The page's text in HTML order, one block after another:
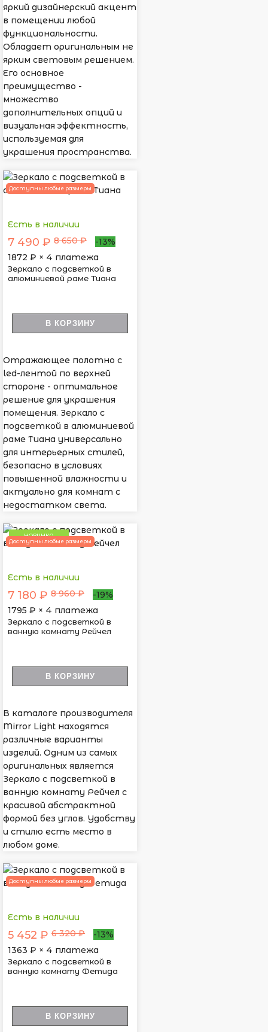
яркий дизайнерский акцент
в помещении любой
функциональности.
Обладает оригинальным не
ярким световым решением.
Его основное
преимущество -
множество
дополнительных опций и
визуальная эффектность,
используемая для
украшения пространства.
Доступны любые размеры
Есть в наличии
7 490 ₽ 8 650 ₽
-13%
1872 ₽ × 4 платежа
Зеркало с подсветкой в
алюминиевой раме Тиана
В КОРЗИНУ
Отражающее полотно с
led-лентой по верхней
стороне - оптимальное
решение для украшения
помещения. Зеркало с
подсветкой в алюминиевой
раме Тиана универсально
для интерьерных стилей,
безопасно в условиях
повышенной влажности и
актуально для комнат с
недостатком света.
НОВИНКА
Доступны любые размеры
Есть в наличии
7 180 ₽ 8 960 ₽
-19%
1795 ₽ × 4 платежа
Зеркало с подсветкой в
ванную комнату Рейчел
В КОРЗИНУ
В каталоге производителя
Mirror Light находятся
различные варианты
изделий. Одним из самых
оригинальных является
Зеркало с подсветкой в
ванную комнату Рейчел с
красивой абстрактной
формой без углов. Удобству
и стилю есть место в
любом доме.
Доступны любые размеры
Есть в наличии
5 452 ₽ 6 320 ₽
-13%
1363 ₽ × 4 платежа
Зеркало с подсветкой в
ванную комнату Фетида
В КОРЗИНУ